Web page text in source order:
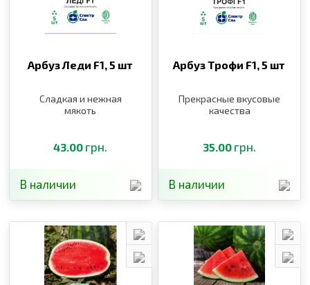
Арбуз Леди F1,5 шт
Сладкая и нежная
мякоть
43.00 грн.
В наличии
Арбуз Трофи F1,5 шт
Прекрасные вкусовые
качества
35.00 грн.
В наличии